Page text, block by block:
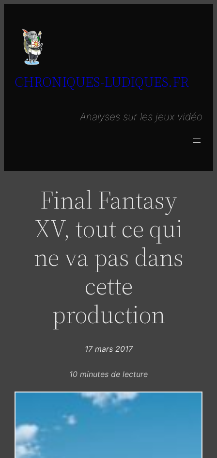
contenu
CHRONIQUES-LUDIQUES.FR
Analyses sur les jeux vidéo
Final Fantasy
XV, tout ce qui
ne va pas dans
cette
production
17 mars 2017
10 minutes de lecture